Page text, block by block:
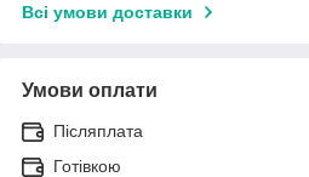
Всі умови доставки
Умови оплати
Післяплата
Готівкою